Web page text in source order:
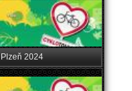
Plzeň 2024